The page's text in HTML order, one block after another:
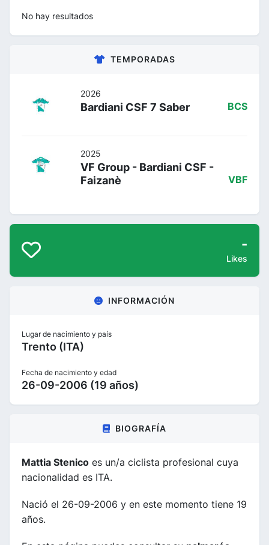
No hay resultados
TEMPORADAS
2026
Bardiani CSF 7 Saber BCS
2025
VF Group - Bardiani CSF -
Faizanè
VBF
-
Likes
INFORMACIÓN
Lugar de nacimiento y país
Trento (ITA)
Fecha de nacimiento y edad
26-09-2006 (19 años)
BIOGRAFÍA
Mattia Stenico es un/a ciclista profesional cuya
nacionalidad es ITA.
Nació el 26-09-2006 y en este momento tiene 19
años.